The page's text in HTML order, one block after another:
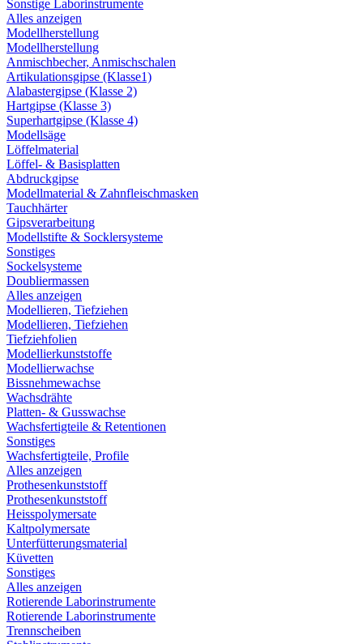
Sonstige Laborinstrumente
Alles anzeigen
Modellherstellung
Modellherstellung
Anmischbecher, Anmischschalen
Artikulationsgipse (Klasse1)
Alabastergipse (Klasse 2)
Hartgipse (Klasse 3)
Superhartgipse (Klasse 4)
Modellsäge
Löffelmaterial
Löffel- & Basisplatten
Abdruckgipse
Modellmaterial & Zahnfleischmasken
Tauchhärter
Gipsverarbeitung
Modellstifte & Socklersysteme
Sonstiges
Sockelsysteme
Doubliermassen
Alles anzeigen
Modellieren, Tiefziehen
Modellieren, Tiefziehen
Tiefziehfolien
Modellierkunststoffe
Modellierwachse
Bissnehmewachse
Wachsdrähte
Platten- & Gusswachse
Wachsfertigteile & Retentionen
Sonstiges
Wachsfertigteile, Profile
Alles anzeigen
Prothesenkunststoff
Prothesenkunststoff
Heisspolymersate
Kaltpolymersate
Unterfütterungsmaterial
Küvetten
Sonstiges
Alles anzeigen
Rotierende Laborinstrumente
Rotierende Laborinstrumente
Trennscheiben